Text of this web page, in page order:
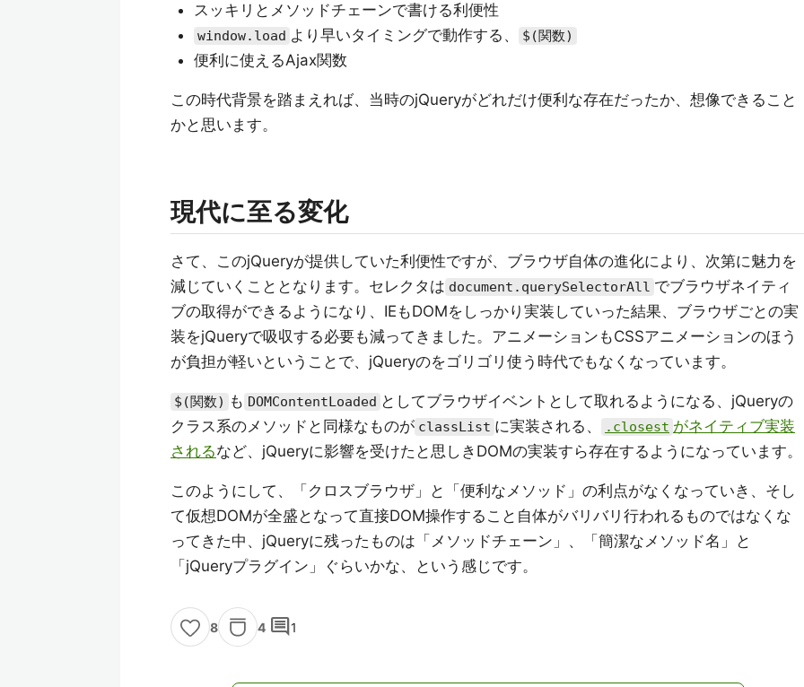
スッキリとメソッドチェーンで書ける利便性
window.load より早いタイミングで動作する、 $(関数)
便利に使えるAjax関数
この時代背景を踏まえれば、当時のjQueryがどれだけ便利な存在だったか、想像できること
かと思います。
現代に至る変化
さて、このjQueryが提供していた利便性ですが、ブラウザ自体の進化により、次第に魅力を
減じていくこととなります。セレクタは document.querySelectorAll でブラウザネイティ
ブの取得ができるようになり、IEもDOMをしっかり実装していった結果、ブラウザごとの実
装をjQueryで吸収する必要も減ってきました。アニメーションもCSSアニメーションのほう
が負担が軽いということで、jQueryのをゴリゴリ使う時代でもなくなっています。
$(関数) も DOMContentLoaded としてブラウザイベントとして取れるようになる、jQueryの
クラス系のメソッドと同様なものが classList に実装される、 .closest がネイティブ実装
されるなど、jQueryに影響を受けたと思しきDOMの実装すら存在するようになっています。
このようにして、「クロスブラウザ」と「便利なメソッド」の利点がなくなっていき、そし
て仮想DOMが全盛となって直接DOM操作すること自体がバリバリ行われるものではなくな
ってきた中、jQueryに残ったものは「メソッドチェーン」、「簡潔なメソッド名」と
「jQueryプラグイン」ぐらいかな、という感じです。
8 4 comment1